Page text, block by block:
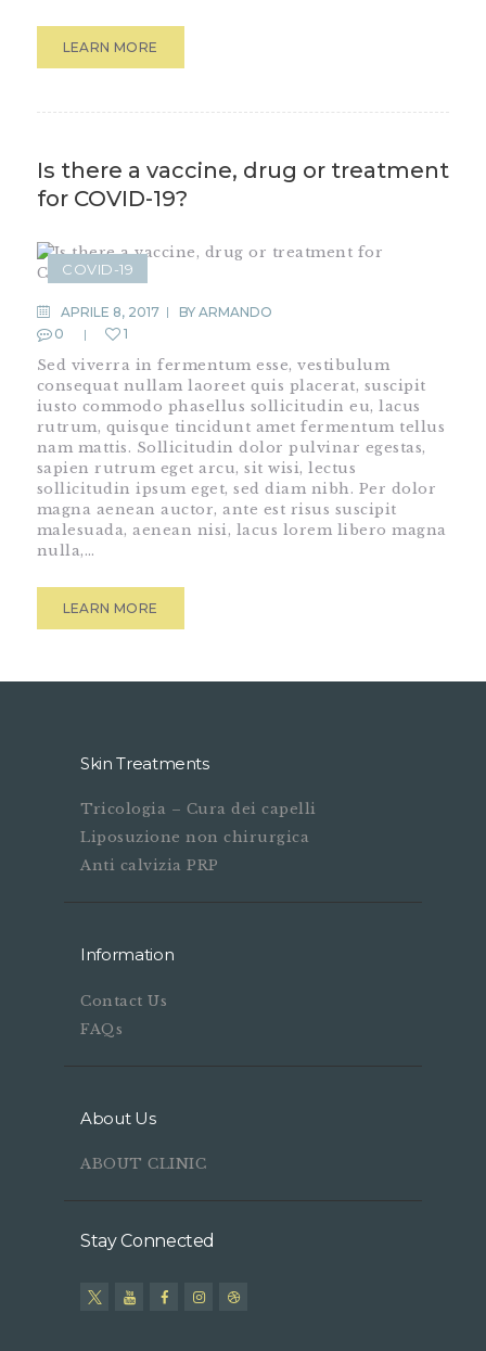
LEARN MORE
Is there a vaccine, drug or treatment
for COVID-19?
COVID-19
APRILE 8, 2017 BY ARMANDO
0
1
Sed viverra in fermentum esse, vestibulum
consequat nullam laoreet quis placerat, suscipit
iusto commodo phasellus sollicitudin eu, lacus
rutrum, quisque tincidunt amet fermentum tellus
nam mattis. Sollicitudin dolor pulvinar egestas,
sapien rutrum eget arcu, sit wisi, lectus
sollicitudin ipsum eget, sed diam nibh. Per dolor
magna aenean auctor, ante est risus suscipit
malesuada, aenean nisi, lacus lorem libero magna
nulla,…
LEARN MORE
Skin Treatments
Tricologia – Cura dei capelli
Liposuzione non chirurgica
Anti calvizia PRP
Information
Contact Us
FAQs
About Us
ABOUT CLINIC
Stay Connected